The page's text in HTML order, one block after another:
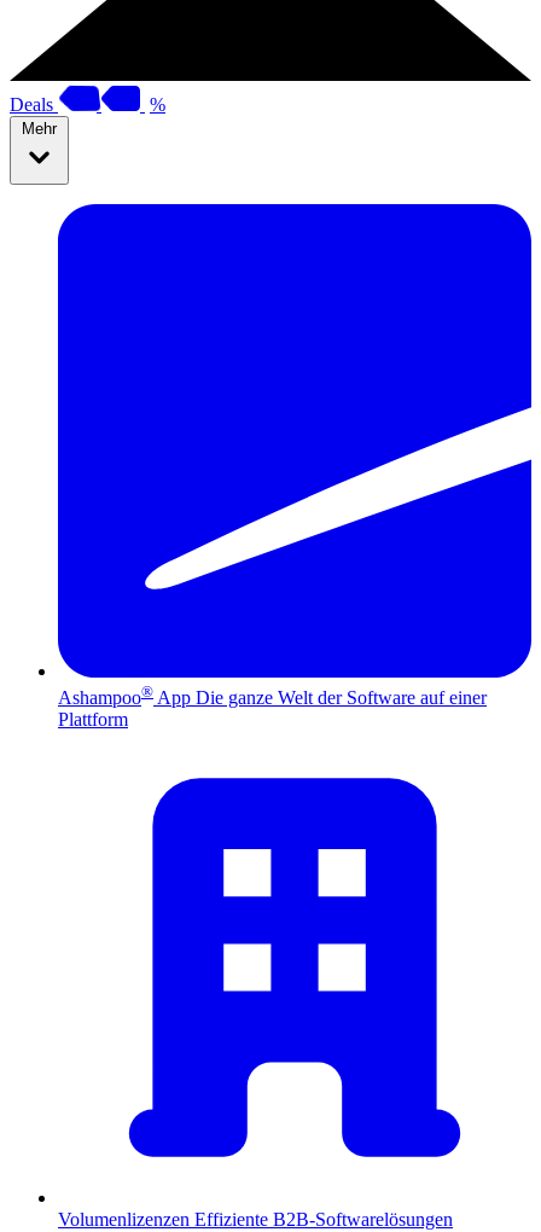
Deals %
Mehr
Ashampoo® App Die ganze Welt der Software auf einer
Plattform
Volumenlizenzen Effiziente B2B-Softwarelösungen